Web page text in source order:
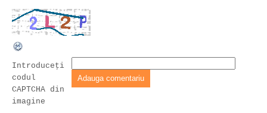
Introduceţi
codul
CAPTCHA din
imagine